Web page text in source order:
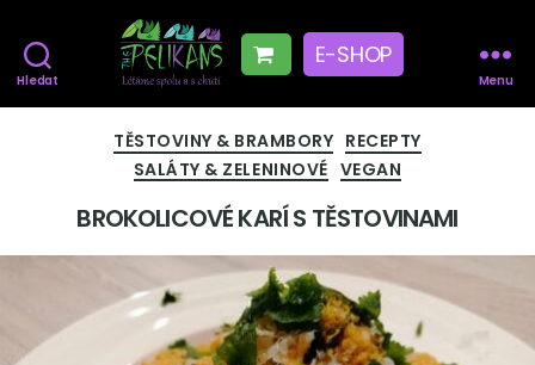
Hledat
The
Pelikans
E-SHOP
Menu
Rubriky
TĚSTOVINY & BRAMBORY RECEPTY
SALÁTY & ZELENINOVÉ VEGAN
BROKOLICOVÉ KARÍ S TĚSTOVINAMI